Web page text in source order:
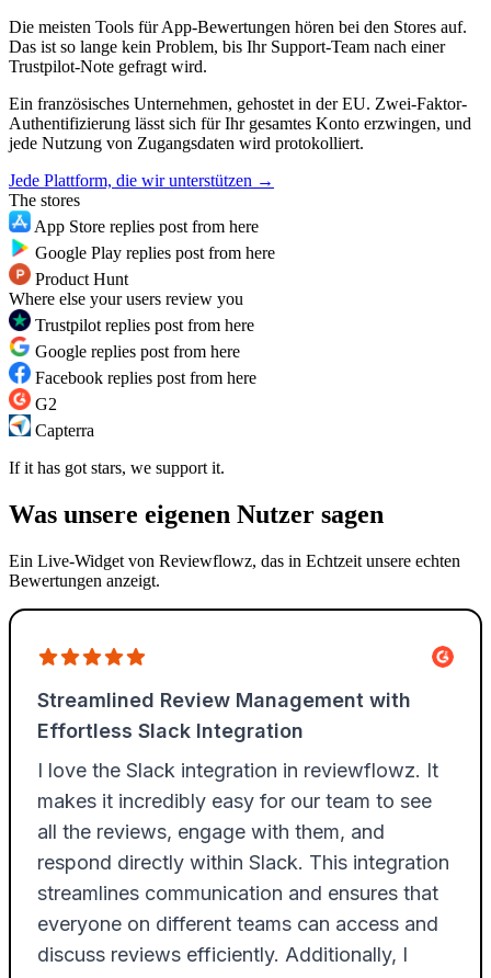
Die meisten Tools für App-Bewertungen hören bei den Stores auf.
Das ist so lange kein Problem, bis Ihr Support-Team nach einer
Trustpilot-Note gefragt wird.
Ein französisches Unternehmen, gehostet in der EU. Zwei-Faktor-
Authentifizierung lässt sich für Ihr gesamtes Konto erzwingen, und
jede Nutzung von Zugangsdaten wird protokolliert.
Jede Plattform, die wir unterstützen →
The stores
App Store replies post from here
Google Play replies post from here
Product Hunt
Where else your users review you
Trustpilot replies post from here
Google replies post from here
Facebook replies post from here
G2
Capterra
If it has got stars, we support it.
Was unsere eigenen Nutzer sagen
Ein Live-Widget von Reviewflowz, das in Echtzeit unsere echten
Bewertungen anzeigt.